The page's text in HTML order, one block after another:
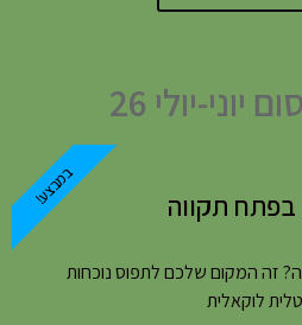
יוני-יולי 26
בפתח תקווה
זה המקום שלכם לתפוס נוכחות
לוקאלית
במבצע!